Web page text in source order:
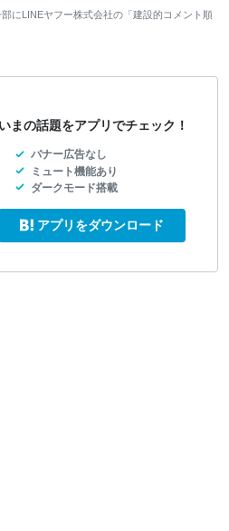
にLINEヤフー株式会社の「建設的コメント順
いまの話題をアプリでチェック！
バナー広告なし
ミュート機能あり
ダークモード搭載
アプリをダウンロード